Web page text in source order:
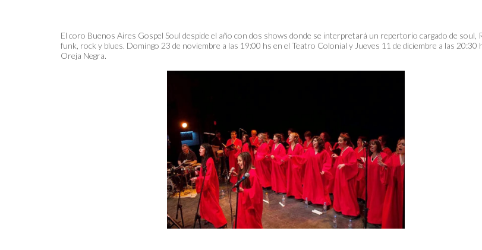
El coro Buenos Aires Gospel Soul despide el año con dos shows donde se interpretará un repertorio cargado de soul,
funk, rock y blues. Domingo 23 de noviembre a las 19:00 hs en el Teatro Colonial y Jueves 11 de diciembre a las 20:30
Oreja Negra.